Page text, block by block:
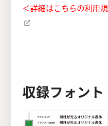
＜詳細はこちらの利用
収録フォント